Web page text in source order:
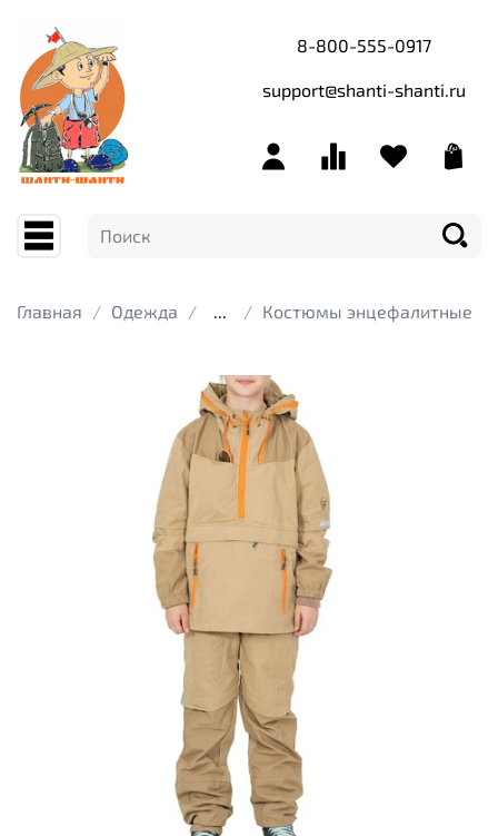
8-800-555-0917
support@shanti-shanti.ru
Главная Одежда Костюмы энцефалитные